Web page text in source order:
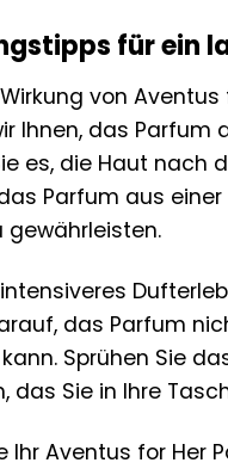
für ein
von
Ihnen, das Parfum
es, die Haut nach
Parfum aus
gewährleisten.
das Parfum
Sprühen Sie
das Sie in Ihre
Ihr Aventus for